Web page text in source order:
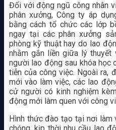
Đối với động ngũ công nhân
phân xưởng, Công ty áp
bằng cách tổ chức các lớp
ngay tại các phân xưởng
phòng kỹ thuật hay do lao
nhằm gắn liền giữa lý thuyết
người lao động sau khóa học
tiễn của công việc. Ngoài ra,
mới vào làm việc, các lao
cử người có kinh nghiệm
động mới làm quen với công
Hình thức đào tạo tại nơi làm